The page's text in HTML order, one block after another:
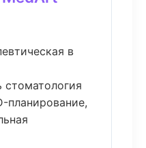
в
стоматология
планирование,